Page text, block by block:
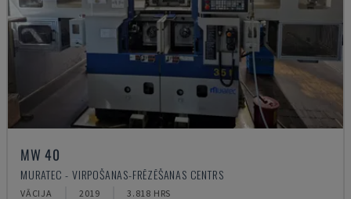
MW 40
MURATEC - VIRPOŠANAS-FRĒZĒŠANAS CENTRS
VĀCIJA 2019 3.818 HRS